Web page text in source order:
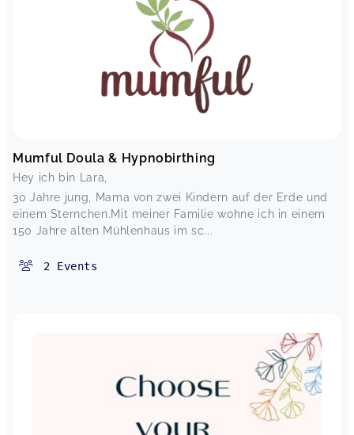
Mumful Doula & Hypnobirthing
Hey ich bin Lara,
30 Jahre jung, Mama von zwei Kindern auf der Erde und
einem Sternchen.Mit meiner Familie wohne ich in einem
150 Jahre alten Mühlenhaus im sc...
2 Events